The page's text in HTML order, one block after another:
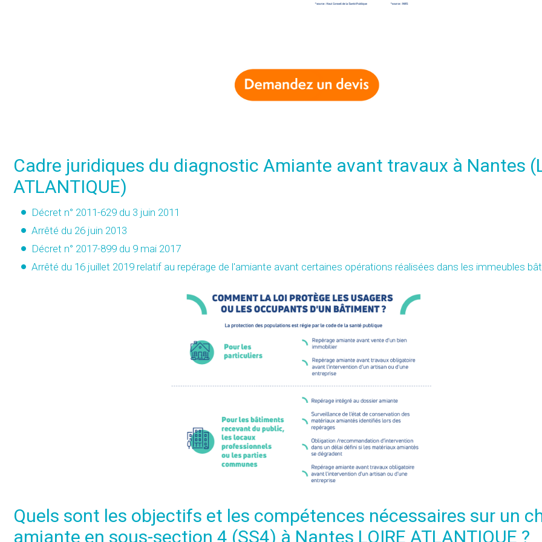
Cadre juridiques du diagnostic Amiante avant travaux à Nantes
ATLANTIQUE)
Décret n° 2011-629 du 3 juin 2011
Arrêté du 26 juin 2013
Décret n° 2017-899 du 9 mai 2017
Arrêté du 16 juillet 2019 relatif au repérage de l'amiante avant certaines opérations réalisées dans les immeubles
Quels sont les objectifs et les compétences nécessaires sur un
amiante en sous-section 4 (SS4) à Nantes LOIRE ATLANTIQUE ?